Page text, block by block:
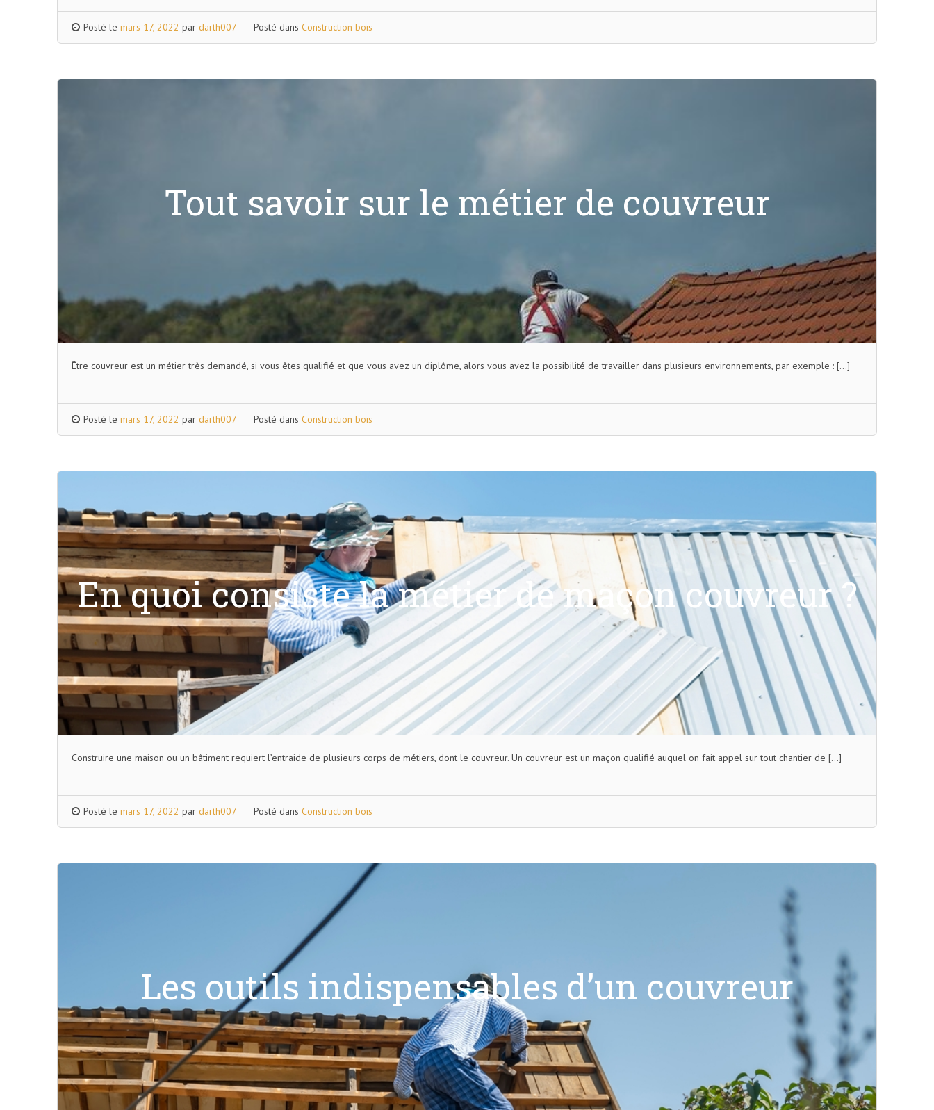
Posté le mars 17, 2022 par darth007 Posté dans Construction bois
Tout savoir sur le métier de couvreur
Être couvreur est un métier très demandé, si vous êtes qualifié et que vous avez un diplôme, alors vous avez la possibilité de travailler dans plusieurs environnements, par exemple : […]
Posté le mars 17, 2022 par darth007 Posté dans Construction bois
En quoi consiste la métier de maçon couvreur ?
Construire une maison ou un bâtiment requiert l’entraide de plusieurs corps de métiers, dont le couvreur. Un couvreur est un maçon qualifié auquel on fait appel sur tout chantier de […]
Posté le mars 17, 2022 par darth007 Posté dans Construction bois
Les outils indispensables d’un couvreur